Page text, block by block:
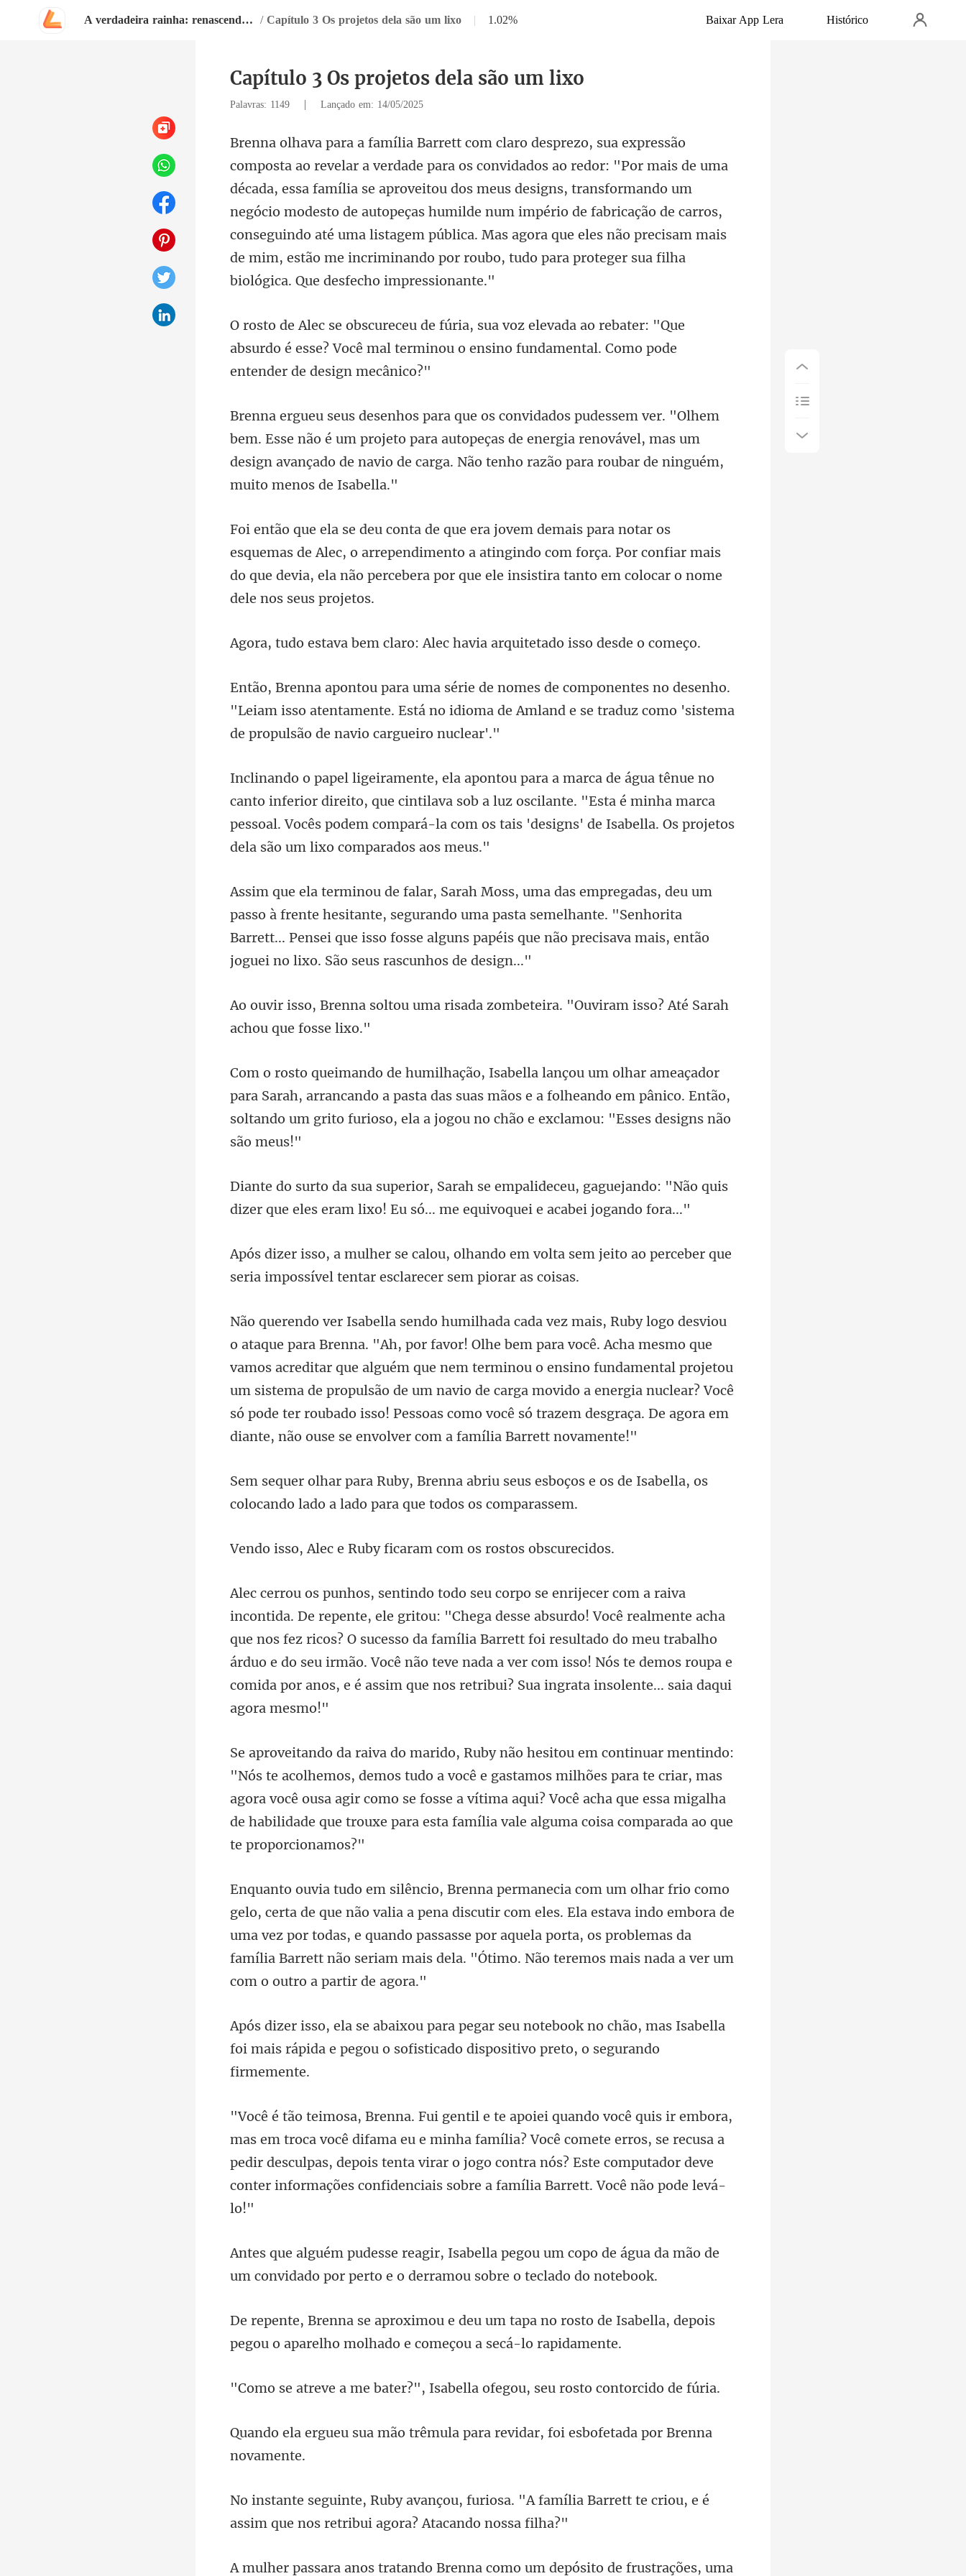
A verdadeira rainha: renascendo das sombras / Capítulo 3 Os projetos dela são um lixo | 1.02% Baixar App Lera Histórico
Capítulo 3 Os projetos dela são um lixo
Palavras: 1149 | Lançado em: 14/05/2025
a família se aproveitou dos meus designs, transformando um
negócio modesto de autopeças humilde num império de fabricação de carros,
conseguindo até uma lista
ao rebater: "Que
absurdo é esse? Você mal terminou o ens
não é um projeto para autopeças de energia renovável, mas um
design avançado de
lec, o arrependimento a atingindo com força. Por confiar mais
do que devia, ela nã
laro: Alec havia arquite
desenho.
"Leiam isso atentamente. Está no idioma de Amland e s
direito, que cintilava sob a luz oscilante. "Esta é minha marca
pessoal. Vocês podem compa
esitante, segurando uma pasta semelhante. "Senhorita
Barrett... Pensei que isso fosse al
risada zombeteira. "Ouviram isso?
rah, arrancando a pasta das suas mãos e a folheando em pânico. Então,
soltando
ceu, gaguejando: "Não quis
dizer que eles eram lix
m volta sem jeito ao perceber que
seria impos
ue
vamos acreditar que alguém que nem terminou o ensino fundamental projetou
um sistema de propulsão de um navio de carga movido a energia nuclea
eus esboços e os de Isabella, os
colocando
uby ficaram com os r
realmente acha
que nos fez ricos? O sucesso da família Barrett foi resultado do meu trabalho
árduo e do seu irmão. Você não teve nad
você e gastamos milhões para te criar, mas
agora você ousa agir como se fosse a vítima aqui? Você acha que e
iscutir com eles. Ela estava indo embora de
uma vez por todas, e quando passasse por aquela porta, os problemas
ok no chão, mas Isabella
foi mais rápida e pegou o so
eu e minha família? Você comete erros, se recusa a
pedir desculpas, depois tenta virar o jogo contra nó
u um copo de água da mão de
um convidado por p
a no rosto de Isabella, depois
pegou o apare
?", Isabella ofegou, seu r
êmula para revidar, foi esbo
. "A família Barrett te criou, e é
assim qu
pósito de frustrações, uma